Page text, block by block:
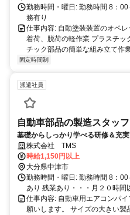
勤務時間・曜日: 勤務時間 8：
務有り
仕事内容: 自動塗装装置のオペ
着荷、脱荷の軽作業 プラスチッ
チック部品の簡単な組み立て作
固定時間制
派遣社員
自動車部品の製造スタッフ
基礎からしっかり学べる研修＆充
造 株式会社 TMS
時給1,150円以上
大分県中津市
勤務時間・曜日: 勤務時間 8：
あり 残業あり・・・月２０時間
仕事内容: 自動車用エアコンパ
願いします。 サイズの大きい